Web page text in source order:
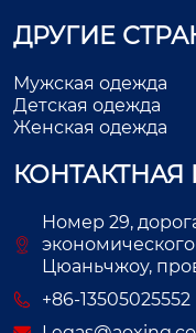
ДРУГИЕ
Мужская одежда
Детская одежда
Женская одежда
Номер 29,
Цюаньчжоу,
+86-13505025552